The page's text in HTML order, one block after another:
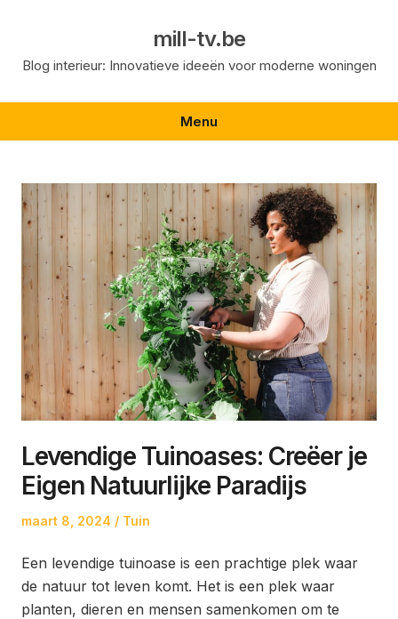
content
mill-tv.be
Blog interieur: Innovatieve ideeën voor moderne woningen
Menu
Levendige Tuinoases: Creëer je
Eigen Natuurlijke Paradijs
Posted
maart 8, 2024
Posted
Tuin
Een levendige tuinoase is een prachtige plek waar
de natuur tot leven komt. Het is een plek waar
planten, dieren en mensen samenkomen om te